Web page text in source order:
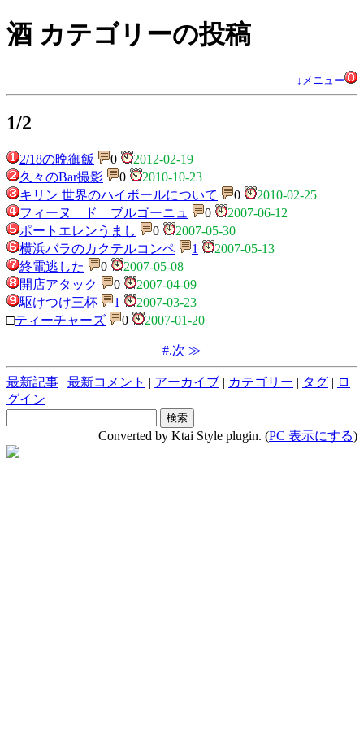
酒 カテゴリーの投稿
↓メニュー
1/2
2/18の晩御飯 0
2012-02-19
久々のBar撮影
0
2010-10-23
キリン 世界のハイボールについて
0
2010-02-25
フィーヌ ド ブルゴーニュ
0
2007-06-12
ポートエレンうまし
0
2007-05-30
横浜バラのカクテルコンペ
1
2007-05-13
終電逃した
0
2007-05-08
開店アタック
0
2007-04-09
駆けつけ三杯
1
2007-03-23
□ティーチャーズ 0 2007-01-20
#.次 ≫
最新記事 | 最新コメント | アーカイブ | カテゴリー | タグ | ロ
グイン
Converted by Ktai Style plugin. (PC 表示にする)